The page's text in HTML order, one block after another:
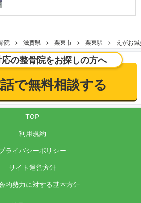
院 滋賀県 栗東市 栗東駅 えがお
の整骨院をお探しの方へ
で無料相談する
TOP
利用規約
ライバシーポリシー
サイト運営方針
的勢力に対する基本方針